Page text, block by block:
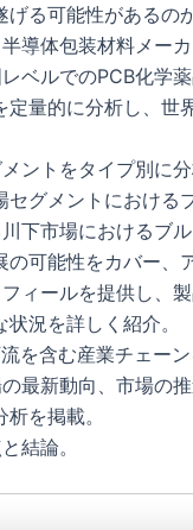
る可能性があるの
導体包装材料メー
ベルでのPCB化学
量的に分析し、世
ントをタイプ別に
セグメントにおける
下市場におけるブ
の可能性をカバー、
ィールを提供し、
況を詳しく紹介。
を含む産業チェーン
最新動向、市場の
を掲載。
結論。